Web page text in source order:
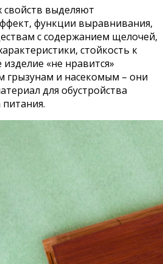
свойств выделяют
функции выравнивания,
с содержанием щелочей,
стойкость к
«не нравится»
и насекомым – они
для обустройства
питания.